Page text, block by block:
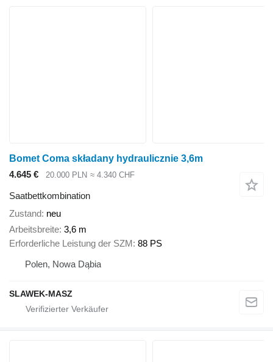
Bomet Coma składany hydraulicznie 3,6m
4.645 €
20.000 PLN ≈ 4.340 CHF
Saatbettkombination
Zustand neu
Arbeitsbreite 3,6 m
Erforderliche Leistung der SZM 88 PS
Polen, Nowa Dąbia
SLAWEK-MASZ